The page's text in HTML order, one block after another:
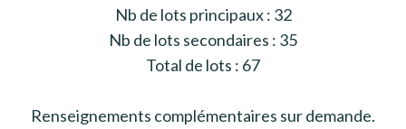
Nb de lots principaux : 32
Nb de lots secondaires : 35
Total de lots : 67
Renseignements complémentaires sur demande.